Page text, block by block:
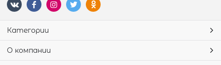
Категории
О компании